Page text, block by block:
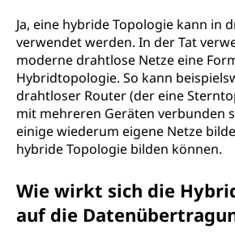
Ja, eine hybride Topologie kann in
verwendet werden. In der Tat
moderne drahtlose Netze eine
Hybridtopologie. So kann
drahtloser Router (der eine
mit mehreren Geräten verbunden
einige wiederum eigene Netze
hybride Topologie bilden können.
Wie wirkt sich die
auf die